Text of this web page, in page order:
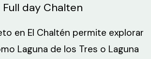
Full day Chalten
en El Chaltén permite explorar
Laguna de los Tres o Laguna